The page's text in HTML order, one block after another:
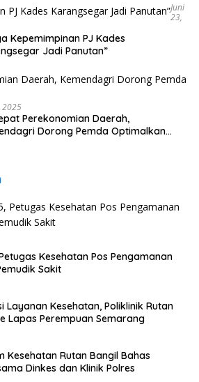
Juni
23,
Kepemimpinan PJ Kades
Jadi Panutan”
2025
Perekonomian Daerah,
Dorong Pemda Optimalkan
Kesehatan Pos Pengamanan
Sakit
Layanan Kesehatan, Poliklinik Rutan
Lapas Perempuan Semarang
Kesehatan Rutan Bangil Bahas
Dinkes dan Klinik Polres